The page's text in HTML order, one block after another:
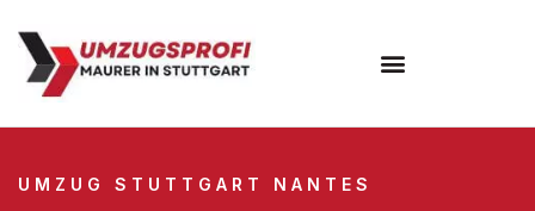
UMZUG STUTTGART NANTES